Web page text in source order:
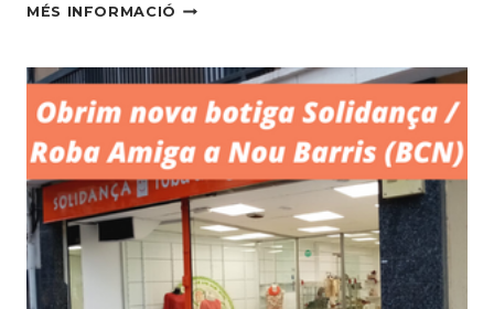
MÉS INFORMACIÓ NOVES
PRODUCCIÓ
RECICLATGE
REFORCEN
LA
CREACIÓ
DE
LLOCS
DE
TREBALL
PER